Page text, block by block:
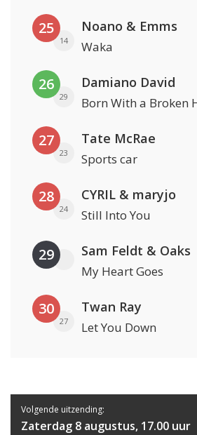
25
14
Noano & Emms
Waka
26
29
Damiano David
Born With a Broken
27
23
Tate McRae
Sports car
28
24
CYRIL & maryjo
Still Into You
29 Sam Feldt & Oaks
My Heart Goes
30
27
Twan Ray
Let You Down
Volgende uitzending:
Zaterdag 8 augustus, 17.00 uur